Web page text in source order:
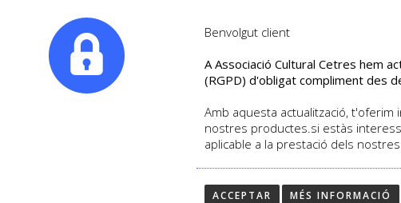
Política de cookies
culturalcetres.com
Benvolgut client
A Associació Cultural Cetres hem
(RGPD) d'obligat compliment des
Amb aquesta actualització,
nostres productes.si estàs
aplicable a la prestació dels
ACCEPTAR MÉS INFORMACIÓ